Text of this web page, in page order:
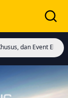
Event Eksklusif!